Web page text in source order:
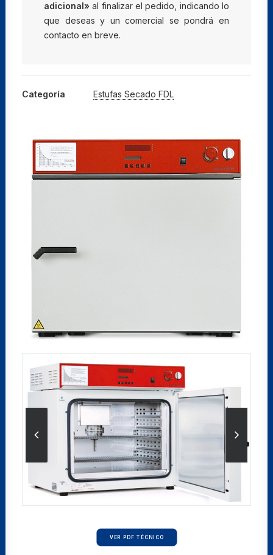
VER PDF TÉCNICO
adicional» al finalizar el pedido, indicando lo
que deseas y un comercial se pondrá en
contacto en breve.
Categoría Estufas Secado FDL